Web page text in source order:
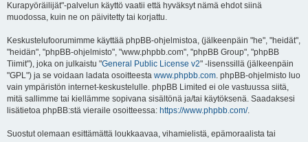
Kurapyöräilijät"-palvelun käyttö vaatii että hyväksyt nämä ehdot siinä
muodossa, kuin ne on päivitetty tai korjattu.
Keskustelufoorumimme käyttää phpBB-ohjelmistoa, (jälkeenpäin "he", "heidät",
"heidän", "phpBB-ohjelmisto", "www.phpbb.com", "phpBB Group", "phpBB
Tiimit"), joka on julkaistu "General Public License v2" -lisenssillä (jälkeenpäin
"GPL") ja se voidaan ladata osoitteesta www.phpbb.com. phpBB-ohjelmisto luo
vain ympäristön internet-keskustelulle. phpBB Limited ei ole vastuussa siitä,
mitä sallimme tai kiellämme sopivana sisältönä ja/tai käytöksenä. Saadaksesi
lisätietoa phpBB:stä vieraile osoitteessa: https://www.phpbb.com/.
Suostut olemaan esittämättä loukkaavaa, vihamielistä, epämoraalista tai